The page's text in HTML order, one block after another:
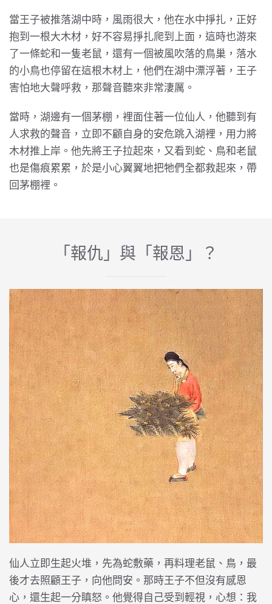
當王子被推落湖中時，風雨很大，他在水中掙扎，正好
抱到一根大木材，好不容易掙扎爬到上面，這時也游來
了一條蛇和一隻老鼠，還有一個被風吹落的鳥巢，落水
的小鳥也停留在這根木材上，他們在湖中漂浮著，王子
害怕地大聲呼救，那聲音聽來非常淒厲。
當時，湖邊有一個茅棚，裡面住著一位仙人，他聽到有
人求救的聲音，立即不顧自身的安危跳入湖裡，用力將
木材推上岸。他先將王子拉起來，又看到蛇、鳥和老鼠
也是傷痕累累，於是小心翼翼地把牠們全都救起來，帶
回茅棚裡。
「報仇」與「報恩」？
仙人立即生起火堆，先為蛇敷藥，再料理老鼠、鳥，最
後才去照顧王子，向他問安。那時王子不但沒有感恩
心，還生起一分瞋怒。他覺得自己受到輕視，心想：我